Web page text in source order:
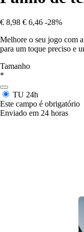
€ 8,98 € 6,46 -28%
Melhore o seu jogo com
para um toque preciso e
Tamanho
*
TU 24h
Este campo é obrigatório
Enviado em 24 horas